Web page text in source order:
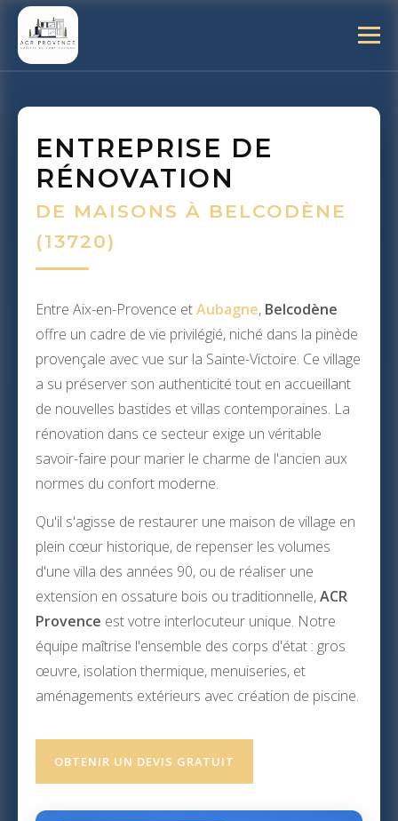
ENTREPRISE DE
RÉNOVATION
DE MAISONS À BELCODÈNE
(13720)
Entre Aix-en-Provence etAubagne, Belcodène
offre un cadre de vie privilégié, niché dans la pinède
provençale avec vue sur la Sainte-Victoire. Ce village
a su préserver son authenticité tout en accueillant
de nouvelles bastides et villas contemporaines. La
rénovation dans ce secteur exige un véritable
savoir-faire pour marier le charme de l'ancien aux
normes du confort moderne.
Qu'il s'agisse de restaurer une maison de village en
plein cœur historique, de repenser les volumes
d'une villa des années 90, ou de réaliser une
extension en ossature bois ou traditionnelle,ACR
Provence est votre interlocuteur unique. Notre
équipe maîtrise l'ensemble des corps d'état : gros
œuvre, isolation thermique, menuiseries, et
aménagements extérieurs avec création de piscine.
OBTENIR UN DEVIS GRATUIT